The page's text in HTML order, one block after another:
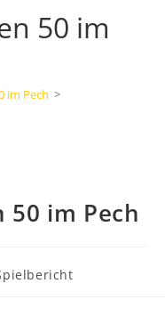
50 im
im Pech >
50 im Pech